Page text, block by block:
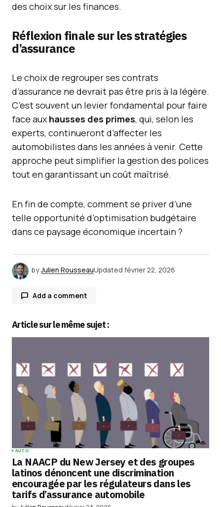
des choix sur les finances.
Réflexion finale sur les stratégies
d’assurance
Le choix de regrouper ses contrats
d’assurance ne devrait pas être pris à la légère.
C’est souvent un levier fondamental pour faire
face aux hausses des primes, qui, selon les
experts, continueront d’affecter les
automobilistes dans les années à venir. Cette
approche peut simplifier la gestion des polices
tout en garantissant un coût maîtrisé.
En fin de compte, comment se priver d’une
telle opportunité d’optimisation budgétaire
dans ce paysage économique incertain ?
byJulien RousseauUpdated février 22, 2026
Add a comment
Votre adresse e-mail ne sera pas publiée.Les
Comment *
Your Name
Your E-mail
Enregistrer mon nom, mon e-mail et mon
site dans le navigateur pour mon prochain
Article sur le même sujet :
AUTO
La NAACP du New Jersey et des groupes
latinos dénoncent une discrimination
encouragée par les régulateurs dans les
tarifs d’assurance automobile